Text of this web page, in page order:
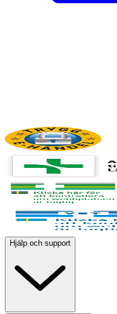
Hjälp och support